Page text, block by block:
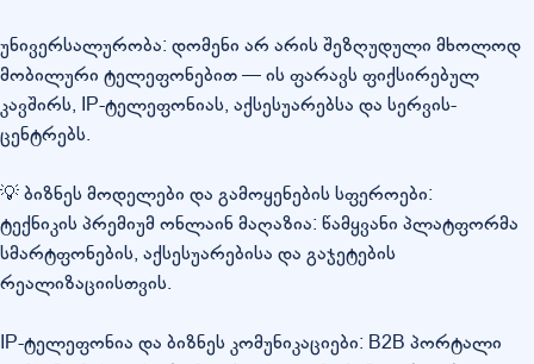
უნივერსალურობა: დომენი არ არის შეზღუდული მხოლოდ
მობილური ტელეფონებით — ის ფარავს ფიქსირებულ
კავშირს, IP-ტელეფონიას, აქსესუარებსა და სერვის-
ცენტრებს.
💡 ბიზნეს მოდელები და გამოყენების სფეროები:
ტექნიკის პრემიუმ ონლაინ მაღაზია: წამყვანი პლატფორმა
სმარტფონების, აქსესუარებისა და გაჯეტების
რეალიზაციისთვის.
IP-ტელეფონია და ბიზნეს კომუნიკაციები: B2B პორტალი